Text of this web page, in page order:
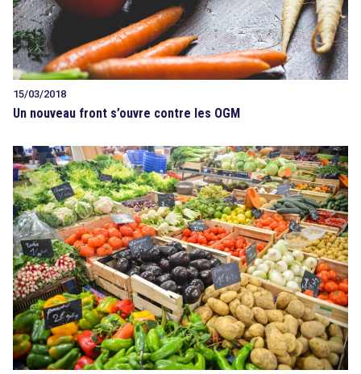
15/03/2018
Un nouveau front s’ouvre contre les OGM